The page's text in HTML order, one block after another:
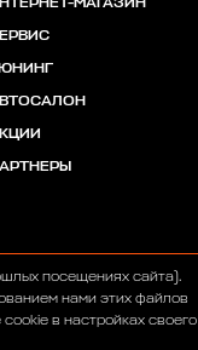
МАГАЗИН
посещениях сайта).
нами этих файлов
в настройках своего